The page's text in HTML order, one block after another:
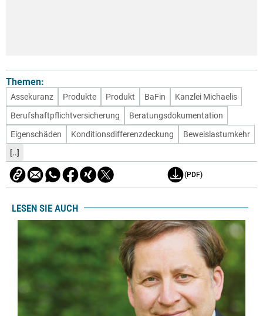
Themen:
Assekuranz Produkte Produkt BaFin
Kanzlei Michaelis
Berufshaftpflichtversicherung
Beratungsdokumentation
Eigenschäden
Konditionsdifferenzdeckung
Beweislastumkehr
[..]
(PDF)
LESEN SIE AUCH